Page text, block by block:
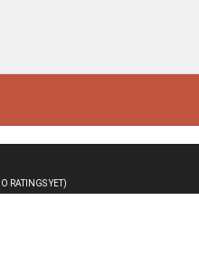
RATINGS YET)